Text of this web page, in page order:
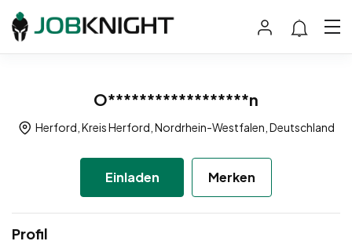
O******************n
Herford, Kreis Herford, Nordrhein-Westfalen, Deutschland
Einladen Merken
Profil